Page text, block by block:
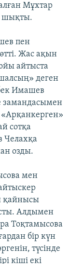
Мұхтар
шықты.
пен
Жас ақын
айтыста
деген
Имашев
замандасымен
сотқа
Челахқа
озды.
мен
қайнысы
Алдымен
Тоқтамысова
бір күн
түсінде
кіші екі